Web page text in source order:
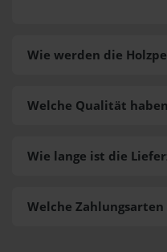
Wie werden die
Welche Zahlungsarten
Welche Qualität
Wie lange ist die